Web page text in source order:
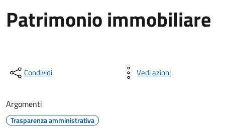
Patrimonio immobiliare
Condividi Vedi azioni
Argomenti
Trasparenza amministrativa